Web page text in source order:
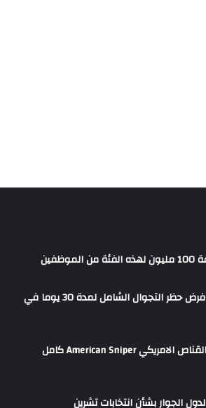
عاجل وزارة الصحة تقترح فرض حظر التجوال الشامل لمدة 30 يوما في
فيلم الاكشن و الحروب القناص الامريكي American Sniper كامل
الجوار بشأن انتخابات تشرين